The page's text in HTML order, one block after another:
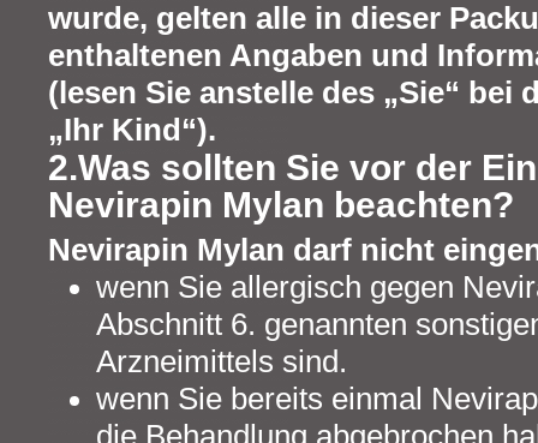
wurde, gelten alle in dieser
enthaltenen Angaben und
(lesen Sie anstelle des „Sie“ bei
„Ihr Kind“).
2.Was sollten Sie vor der
Nevirapin Mylan beachten?
Nevirapin Mylan darf nicht
wenn Sie allergisch gegen
Abschnitt 6. genannten
Arzneimittels sind.
wenn Sie bereits einmal
die Behandlung abgebrochen